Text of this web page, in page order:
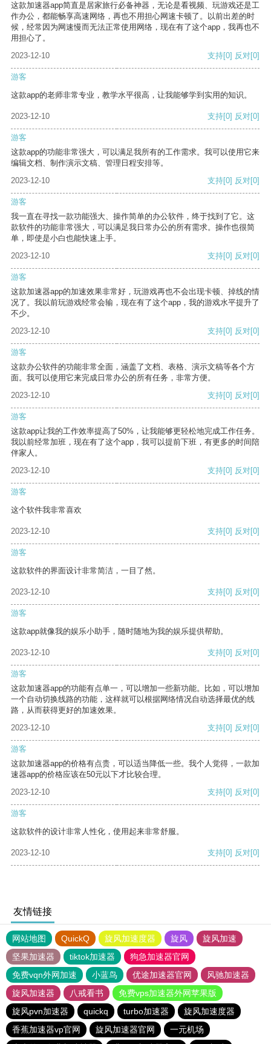
这款加速器app简直是居家旅行必备神器，无论是看视频、玩游戏还是工
作办公，都能畅享高速网络，再也不用担心网速卡顿了。以前出差的时
候，经常因为网速慢而无法正常使用网络，现在有了这个app，我再也不
用担心了。
2023-12-10
支持[0] 反对[0]
游客
这款app的老师非常专业，教学水平很高，让我能够学到实用的知识。
2023-12-10 支持[0] 反对[0]
游客
这款app的功能非常强大，可以满足我所有的工作需求。我可以使用它来
编辑文档、制作演示文稿、管理日程安排等。
2023-12-10
支持[0] 反对[0]
游客
我一直在寻找一款功能强大、操作简单的办公软件，终于找到了它。这
款软件的功能非常强大，可以满足我日常办公的所有需求。操作也很简
单，即使是小白也能快速上手。
2023-12-10
支持[0] 反对[0]
游客
这款加速器app的加速效果非常好，玩游戏再也不会出现卡顿、掉线的情
况了。我以前玩游戏经常会输，现在有了这个app，我的游戏水平提升了
不少。
2023-12-10
支持[0] 反对[0]
游客
这款办公软件的功能非常全面，涵盖了文档、表格、演示文稿等各个方
面。我可以使用它来完成日常办公的所有任务，非常方便。
2023-12-10
支持[0] 反对[0]
游客
这款app让我的工作效率提高了50%，让我能够更轻松地完成工作任务。
我以前经常加班，现在有了这个app，我可以提前下班，有更多的时间陪
伴家人。
2023-12-10
支持[0] 反对[0]
游客
这个软件我非常喜欢
2023-12-10 支持[0] 反对[0]
游客
这款软件的界面设计非常简洁，一目了然。
2023-12-10 支持[0] 反对[0]
游客
这款app就像我的娱乐小助手，随时随地为我的娱乐提供帮助。
2023-12-10 支持[0] 反对[0]
游客
这款加速器app的功能有点单一，可以增加一些新功能。比如，可以增加
一个自动切换线路的功能，这样就可以根据网络情况自动选择最优的线
路，从而获得更好的加速效果。
2023-12-10
支持[0] 反对[0]
游客
这款加速器app的价格有点贵，可以适当降低一些。我个人觉得，一款加
速器app的价格应该在50元以下才比较合理。
2023-12-10
支持[0] 反对[0]
游客
这款软件的设计非常人性化，使用起来非常舒服。
2023-12-10 支持[0] 反对[0]
友情链接
网站地图 QuickQ 旋风加速度器 旋风
旋风加速
坚果加速器
tiktok加速器
狗急加速器官网
免费vqn外网加速
小蓝鸟 优途加速器官网
风驰加速器
旋风加速器
八戒看书
免费vps加速器外网苹果版
旋风pvn加速器
quickq turbo加速器
旋风加速度器
香蕉加速器vp官网
旋风加速器官网
一元机场